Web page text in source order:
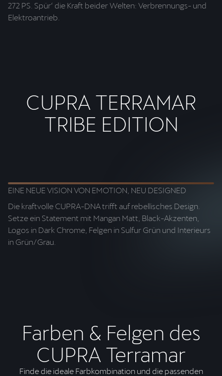
272 PS. Spür‘ die Kraft beider Welten: Verbrennungs- und
Elektroantrieb.
CUPRA TERRAMAR
TRIBE EDITION
EINE NEUE VISION VON EMOTION, NEU DESIGNED
Die kraftvolle CUPRA-DNA trifft auf rebellisches Design.
Setze ein Statement mit Mangan Matt, Black-Akzenten,
Logos in Dark Chrome, Felgen in Sulfur Grün und Interieurs
in Grün/Grau.
Farben & Felgen des
CUPRA Terramar
Finde die ideale Farbkombination und die passenden